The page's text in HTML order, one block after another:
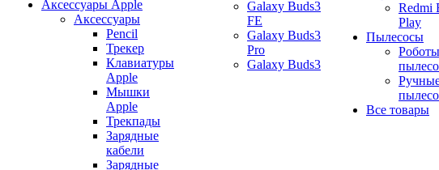
Аксессуары Apple
Аксессуары
Pencil
Трекер
Клавиатуры
Apple
Мышки
Apple
Трекпады
Зарядные
кабели
Зарядные
Galaxy Buds3
FE
Galaxy Buds3
Pro
Galaxy Buds3
Redmi
Play
Пылесосы
Все товары